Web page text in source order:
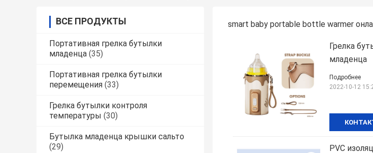
ВСЕ ПРОДУКТЫ
Портативная грелка бутылки
младенца (35)
Портативная грелка бутылки
перемещения (33)
Грелка бутылки контроля
температуры (30)
Бутылка младенца крышки сальто
(29)
smart baby portable bottle warmer
Грелка
младенца
Подробнее
2022-10-12
PVC